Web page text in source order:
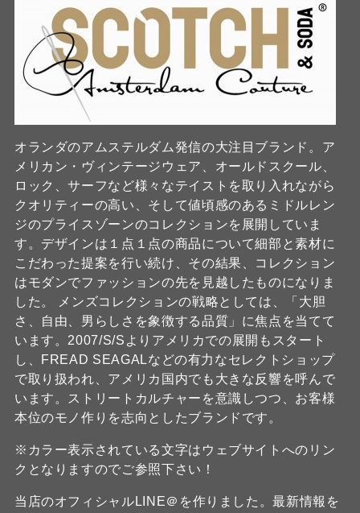
オランダのアムステルダム発信の大注目ブランド。ア
メリカン・ヴィンテージウェア、オールドスクール、
ロック、サーフなど様々なテイストを取り入れながら
クオリティーの高い、そして値頃感のあるミドルレン
ジのプライスゾーンのコレクションを展開していま
す。デザインは１点１点の商品について細部と素材に
こだわった提案を行い続け、その結果、コレクション
はモダンでファッションの先を見越したものになりま
した。 メンズコレクションの戦略としては、「大胆
さ、自由、男らしさを象徴する品質」に焦点を当てて
います。2007/S/Sよりアメリカでの展開もスタート
し、FREAD SEAGALなどの有力なセレクトショップ
で取り扱われ、アメリカ国内でも大きな反響を呼んで
います。ストリートカルチャーを意識しつつ、お客様
本位のモノ作りを志向としたブランドです。
※カラー表示されている文字はウェブサイトへのリン
クとなりますのでご参照下さい！
当店のオフィシャルLINE＠を作りました。最新情報を